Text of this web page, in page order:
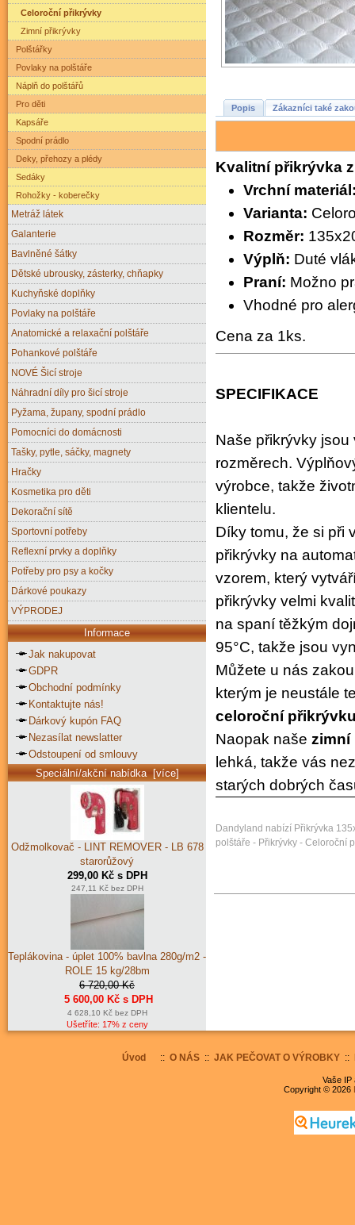
Popis Zákazníci také
Kvalitní přikrývka
Vrchní
Varianta:
Rozměr:
Výplň: Duté
Praní: Možno
Vhodné pro
Cena za 1ks.
SPECIFIKACE
Naše přikrývky
rozměrech.
výrobce, takže
klientelu.
Díky tomu, že si při
přikrývky na
vzorem, který
přikrývky velmi
na spaní těžkým
95°C, takže jsou
Můžete u nás
kterým je neustále
celoroční
Naopak naše
lehká, takže vás
starých dobrých
Dandyland nabízí Přikrývka
polštáře - Přikrývky - Celoroční
Celoroční přikrývky
Zimní přikrývky
Polštářky
Povlaky na polštáře
Náplň do polštářů
Pro děti
Kapsáře
Spodní prádlo
Deky, přehozy a plédy
Sedáky
Rohožky - koberečky
Metráž látek
Galanterie
Bavlněné šátky
Dětské ubrousky, zásterky, chňapky
Kuchyňské doplňky
Povlaky na polštáře
Anatomické a relaxační polštáře
Pohankové polštáře
NOVÉ Šicí stroje
Náhradní díly pro šicí stroje
Pyžama, župany, spodní prádlo
Pomocníci do domácnosti
Tašky, pytle, sáčky, magnety
Hračky
Kosmetika pro děti
Dekorační sítě
Sportovní potřeby
Reflexní prvky a doplňky
Potřeby pro psy a kočky
Dárkové poukazy
VÝPRODEJ
Informace
Jak nakupovat
GDPR
Obchodní podmínky
Kontaktujte nás!
Dárkový kupón FAQ
Nezasílat newslatter
Odstoupení od smlouvy
Speciální/akční nabídka [více]
Odžmolkovač - LINT REMOVER - LB 678
starorůžový
299,00 Kč s DPH
247,11 Kč bez DPH
Teplákovina - úplet 100% bavlna 280g/m2 -
ROLE 15 kg/28bm
6 720,00 Kč
5 600,00 Kč s DPH
4 628,10 Kč bez DPH
Ušetříte: 17% z ceny
Úvod :: O NÁS:: JAK PEČOVAT O VÝROBKY::
Vaše IP
Copyright © 2026